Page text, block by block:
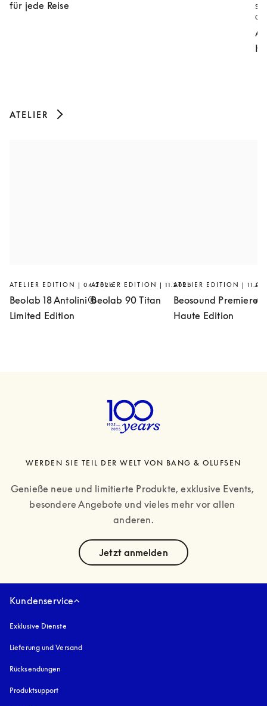
für jede Reise
ATELIER
ATELIER EDITION | 04.2026
Beolab 18 Antolini®
Limited Edition
ATELIER EDITION | 11.2025
Beolab 90 Titan
ATELIER EDITION |
Beosound Premiere
Haute Edition
WERDEN SIE TEIL DER WELT VON BANG & OLUFSEN
Genieße neue und limitierte Produkte, exklusive Events,
besondere Angebote und vieles mehr vor allen
anderen.
Jetzt anmelden
Kundenservice
Exklusive Dienste
Lieferung und Versand
Rücksendungen
Produktsupport